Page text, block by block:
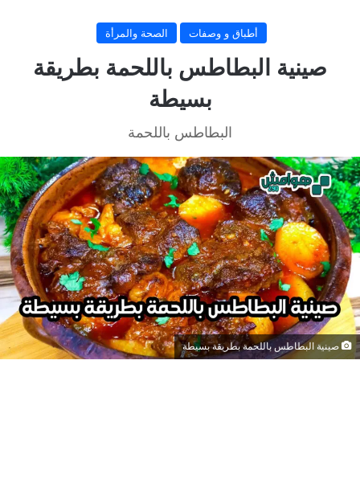
أطباق و وصفات الصحة والمرأة
صينية البطاطس باللحمة بطريقة
بسيطة
البطاطس باللحمة
صينية البطاطس باللحمة بطريقة بسيطة